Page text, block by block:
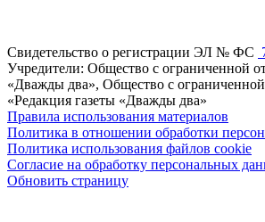
Свидетельство о регистрации ЭЛ № ФС
Учредители: Общество с ограниченной
«Дважды два», Общество с ограниченной
«Редакция газеты «Дважды два»
Правила использования материалов
Политика в отношении обработки
Политика использования файлов cookie
Согласие на обработку персональных
Обновить страницу